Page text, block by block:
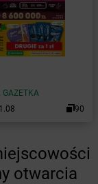
90
otwarcia